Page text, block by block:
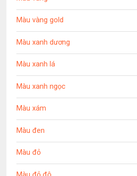
Màu vàng gold
Màu xanh dương
Màu xanh lá
Màu xanh ngọc
Màu xám
Màu đen
Màu đỏ